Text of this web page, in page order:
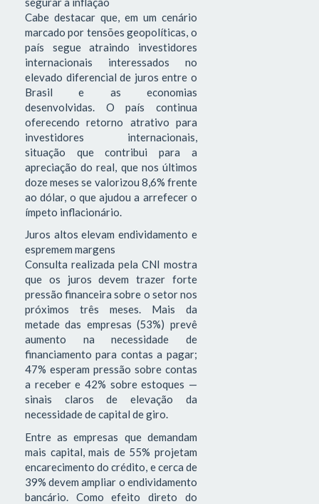
Cabe destacar que, em um cenário
marcado por tensões geopolíticas, o
país segue atraindo investidores
internacionais interessados no
elevado diferencial de juros entre o
Brasil e as economias
desenvolvidas. O país continua
oferecendo retorno atrativo para
investidores internacionais,
situação que contribui para a
apreciação do real, que nos últimos
doze meses se valorizou 8,6% frente
ao dólar, o que ajudou a arrefecer o
ímpeto inflacionário.
Juros altos elevam endividamento e
espremem margens
Consulta realizada pela CNI mostra
que os juros devem trazer forte
pressão financeira sobre o setor nos
próximos três meses. Mais da
metade das empresas (53%) prevê
aumento na necessidade de
financiamento para contas a pagar;
47% esperam pressão sobre contas
a receber e 42% sobre estoques —
sinais claros de elevação da
necessidade de capital de giro.
Entre as empresas que demandam
mais capital, mais de 55% projetam
encarecimento do crédito, e cerca de
39% devem ampliar o endividamento
bancário. Como efeito direto do